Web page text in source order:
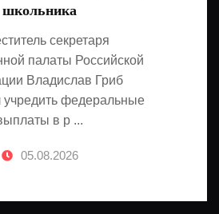
школьника
секретаря
палаты Российской
Владислав Гриб
учредить федеральные
в р ...
05.08.2026